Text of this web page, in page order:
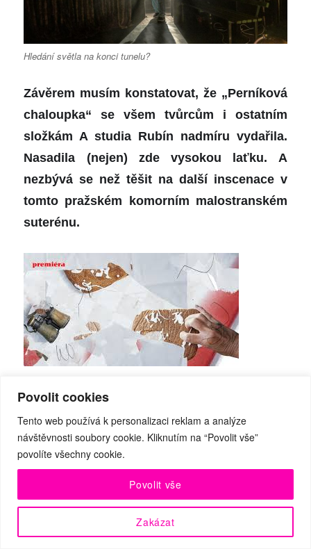
Povolit cookies
Tento web používá k personalizaci reklam a analýze
návštěvnosti soubory cookie. Kliknutím na “Povolit vše”
povolíte všechny cookie.
Zakázat
Povolit vše
Hledání světla na konci tunelu?
Závěrem musím konstatovat, že „Perníková
chaloupka“ se všem tvůrcům i ostatním
složkám A studia Rubín nadmíru vydařila.
Nasadila (nejen) zde vysokou laťku. A
nezbývá se než těšit na další inscenace v
tomto pražském komorním malostranském
suterénu.
»Perníková chaloupka (čekání na
lopatu)«
Autoři:Jiří Ondra a Lucie Ferenzová